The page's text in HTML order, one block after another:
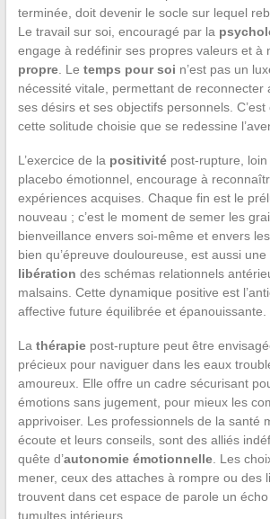
terminée, doit devenir le socle sur lequel
Le travail sur soi, encouragé par la
engage à redéfinir ses propres valeurs et à
propre. Le temps pour soi n’est pas un
nécessité vitale, permettant de reconnecter
ses désirs et ses objectifs personnels. C’est
cette solitude choisie que se redessine
L’exercice de la positivitépost-rupture, loin
placebo émotionnel, encourage à
expériences acquises. Chaque fin est le
nouveau ; c’est le moment de semer les
bienveillance envers soi-même et envers
bien qu’épreuve douloureuse, est aussi
libération des schémas relationnels
malsains. Cette dynamique positive est
affective future équilibrée et épanouissante.
La thérapiepost-rupture peut être
précieux pour naviguer dans les eaux
amoureux. Elle offre un cadre sécurisant
émotions sans jugement, pour mieux les
apprivoiser. Les professionnels de la santé
écoute et leurs conseils, sont des alliés
quête d’autonomie émotionnelle. Les
mener, ceux des attaches à rompre ou des
trouvent dans cet espace de parole un
tumultes intérieurs.